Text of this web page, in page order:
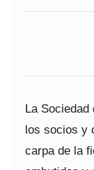
La
los socios y
carpa de la